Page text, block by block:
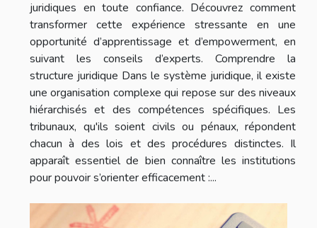
juridiques en toute confiance. Découvrez comment
transformer cette expérience stressante en une
opportunité d’apprentissage et d’empowerment, en
suivant les conseils d’experts. Comprendre la
structure juridique Dans le système juridique, il existe
une organisation complexe qui repose sur des niveaux
hiérarchisés et des compétences spécifiques. Les
tribunaux, qu'ils soient civils ou pénaux, répondent
chacun à des lois et des procédures distinctes. Il
apparaît essentiel de bien connaître les institutions
pour pouvoir s’orienter efficacement :...